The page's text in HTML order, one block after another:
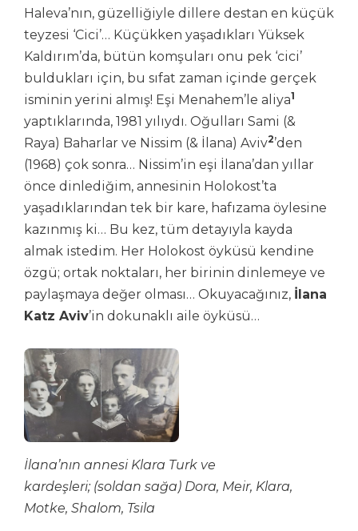
Haleva’nın, güzelliğiyle dillere destan en küçük
teyzesi ‘Cici’… Küçükken yaşadıkları Yüksek
Kaldırım’da, bütün komşuları onu pek ‘cici’
buldukları için, bu sıfat zaman içinde gerçek
isminin yerini almış! Eşi Menahem’le aliya1
yaptıklarında, 1981 yılıydı. Oğulları Sami (&
Raya) Baharlar ve Nissim (& İlana) Aviv2’den
(1968) çok sonra… Nissim’in eşi İlana’dan yıllar
önce dinlediğim, annesinin Holokost’ta
yaşadıklarından tek bir kare, hafızama öylesine
kazınmış ki… Bu kez, tüm detayıyla kayda
almak istedim. Her Holokost öyküsü kendine
özgü; ortak noktaları, her birinin dinlemeye ve
paylaşmaya değer olması… Okuyacağınız, İlana
Katz Aviv’in dokunaklı aile öyküsü…
İlana’nın annesi Klara Turk ve
kardeşleri; (soldan sağa) Dora, Meir, Klara,
Motke, Shalom, Tsila